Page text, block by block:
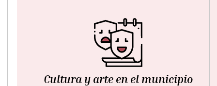
Cultura y arte en el municipio